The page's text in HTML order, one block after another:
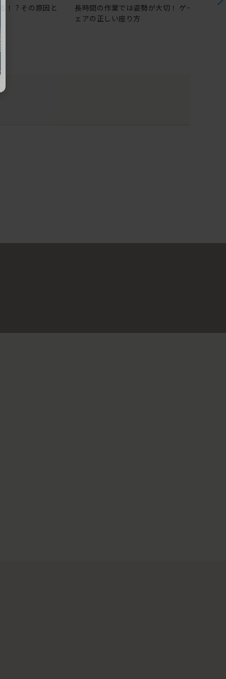
！？その原因と
長時間の作業では姿勢が大切！ ゲーミングチ
ェアの正しい座り方